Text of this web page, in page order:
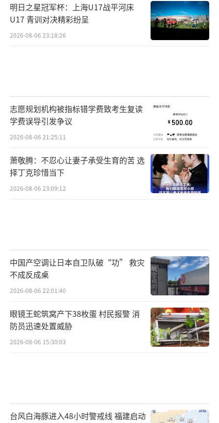
明日之星冠军杯：上海U17战平河床
U17 青训对决精彩纷呈
2026-08-06 23:18:26
志愿规划机构被指标错学费致考生复读
学费误导引发争议
2026-08-06 21:25:11
萧敬腾：不忍心让妻子承受生育的苦 选
择丁克珍惜当下
2026-08-06 23:09:12
中国产空调让日本自卫队破“功” 救灾
不成反成桌
2026-08-06 22:01:40
眼镜王蛇筑窝产下38枚蛋 村民报警 消
防员迅速处置威胁
2026-08-06 15:30:03
台风白海豚进入48小时警戒线 福建启动